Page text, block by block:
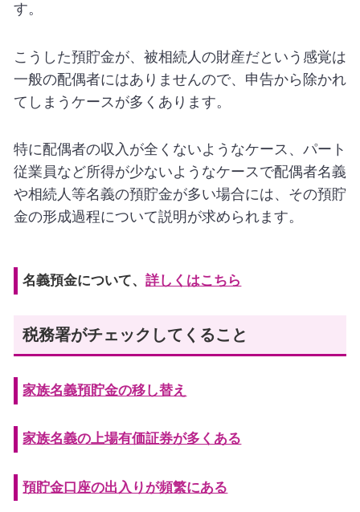
す。
こうした預貯金が、被相続人の財産だという感覚は
一般の配偶者にはありませんので、申告から除かれ
てしまうケースが多くあります。
特に配偶者の収入が全くないようなケース、パート
従業員など所得が少ないようなケースで配偶者名義
や相続人等名義の預貯金が多い場合には、その預貯
金の形成過程について説明が求められます。
名義預金について、詳しくはこちら
税務署がチェックしてくること
家族名義預貯金の移し替え
家族名義の上場有価証券が多くある
預貯金口座の出入りが頻繁にある